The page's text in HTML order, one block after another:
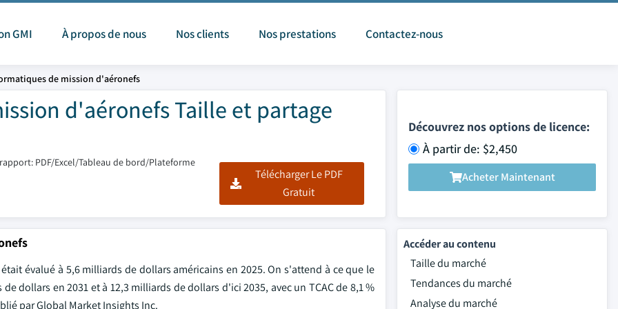
GMI À propos de nous Nos clients Nos prestations Contactez-nous
de mission d'aéronefs
d'aéronefs Taille et partage
PDF/Excel/Tableau de bord/Plateforme
Télécharger Le PDF
Gratuit
Découvrez nos options de licence:
À partir de: $2,450
Acheter Maintenant
évalué à 5,6 milliards de dollars américains en 2025. On s'attend à ce que le
dollars en 2031 et à 12,3 milliards de dollars d'ici 2035, avec un TCAC de 8,1 %
par Global Market Insights Inc.
Accéder au contenu
Taille du marché
Tendances du marché
Analyse du marché